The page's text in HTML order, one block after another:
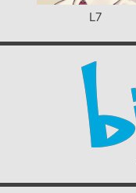
L7